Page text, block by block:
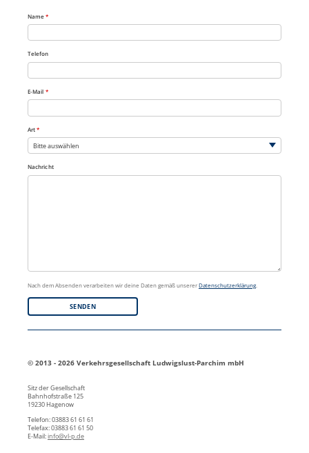
Name*
Telefon
E-Mail *
Art*
Nachricht
Nach dem Absenden verarbeiten wir deine Daten gemäß unserer Datenschutzerklärung
© 2013 - 2026 Verkehrsgesellschaft Ludwigslust-Parchim mbH
Sitz der Gesellschaft
Bahnhofstraße 125
19230 Hagenow
Telefon: 03883 61 61 61
Telefax: 03883 61 61 50
E-Mail:info@vl-p.de